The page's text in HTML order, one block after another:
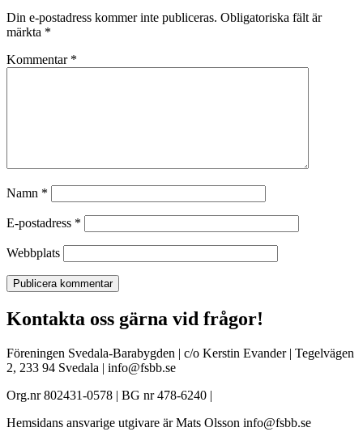
Din e-postadress kommer inte publiceras. Obligatoriska fält är
märkta *
Kommentar *
Namn *
E-postadress *
Webbplats
Kontakta oss gärna vid frågor!
Föreningen Svedala-Barabygden | c/o Kerstin Evander | Tegelvägen
2, 233 94 Svedala | info@fsbb.se
Org.nr 802431-0578 | BG nr 478-6240 |
Hemsidans ansvarige utgivare är Mats Olsson info@fsbb.se